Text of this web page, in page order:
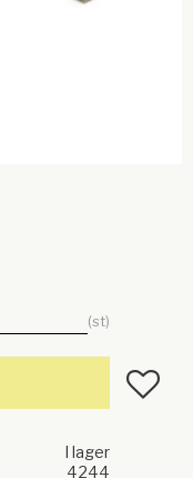
st
Lägg
I lager
4244